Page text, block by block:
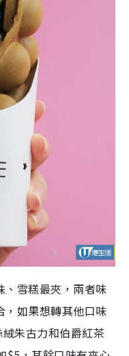
、雪糕最夾，兩者味
，如果想轉其他口味
朱古力和伯爵紅茶